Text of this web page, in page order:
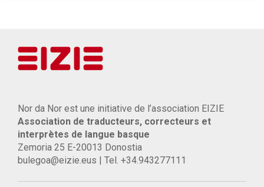
Nor da Nor est une initiative de l’association EIZIE
Association de traducteurs, correcteurs et
interprètes de langue basque
Zemoria 25 E-20013 Donostia
bulegoa@eizie.eus | Tel. +34.943277111